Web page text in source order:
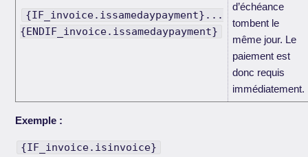
{IF_invoice.issamedaypayment}...
{ENDIF_invoice.issamedaypayment}
d’échéance
tombent le
même jour. Le
paiement est
donc requis
immédiatement.
Exemple :
{IF_invoice.isinvoice}